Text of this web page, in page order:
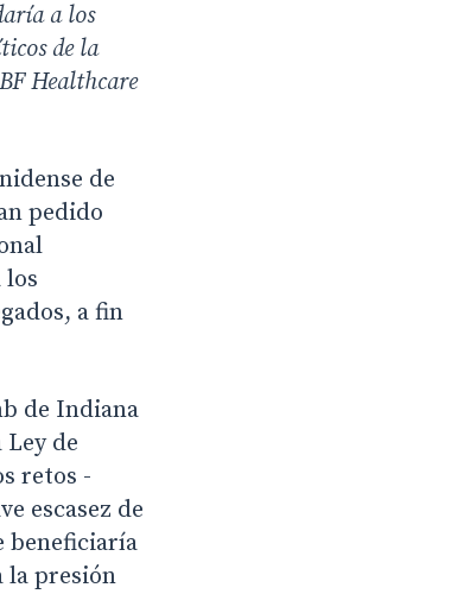
a los
de la
Healthcare
de
pedido
los
a fin
de Indiana
Ley de
retos -
escasez de
beneficiaría
la presión